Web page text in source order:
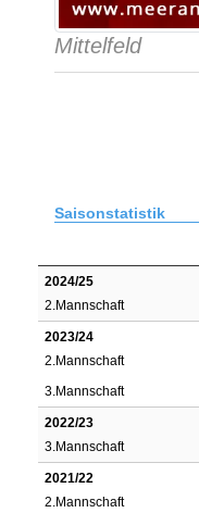
Mittelfeld
Saisonstatistik
2024/25
2.Mannschaft
2023/24
2.Mannschaft
3.Mannschaft
2022/23
3.Mannschaft
2021/22
2.Mannschaft